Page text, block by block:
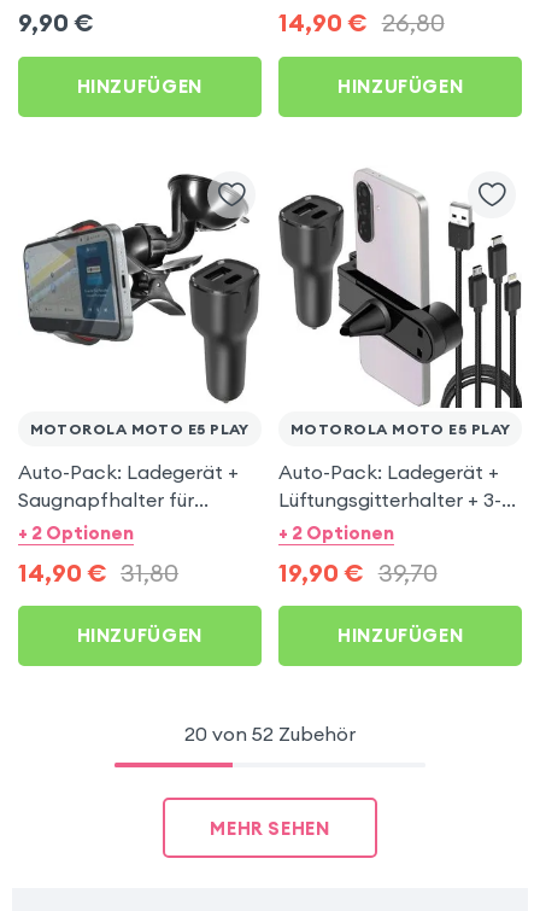
9,90 €
HINZUFÜGEN
14,90 € 26,80
HINZUFÜGEN
MOTOROLA MOTO E5 PLAY
Auto-Pack: Ladegerät +
Saugnapfhalter für
Motorola Moto E5 Play
+ 2 Optionen
14,90 € 31,80
HINZUFÜGEN
MOTOROLA MOTO E5 PLAY
Auto-Pack: Ladegerät +
Lüftungsgitterhalter + 3-
in-1 Kabel für Motorola
+ 2 Optionen
19,90 € 39,70
HINZUFÜGEN
20 von 52 Zubehör
MEHR SEHEN